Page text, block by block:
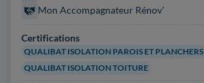
Mon Accompagnateur Rénov'
Certifications
QUALIBAT ISOLATION PAROIS ET PLANCHERS
QUALIBAT ISOLATION TOITURE